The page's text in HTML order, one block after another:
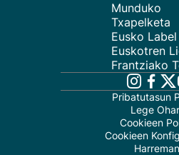
Munduko
Txapelketa
Eusko
Euskotren
Frantziako
Pribatutasun
Lege
Cookieen
Cookieen